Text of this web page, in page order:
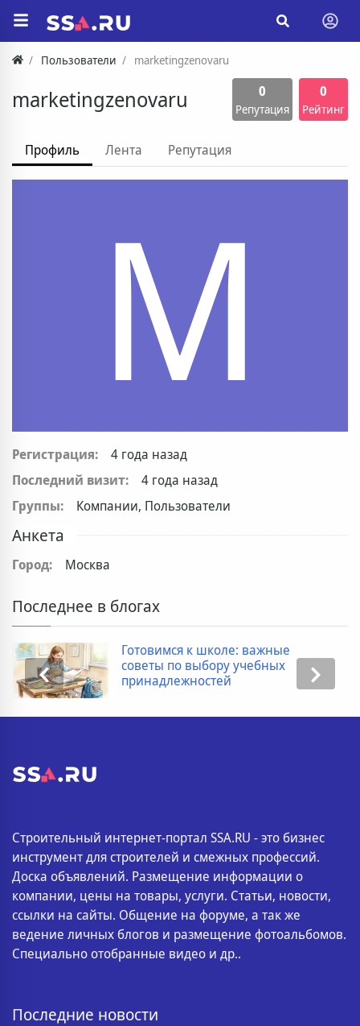
Пользователи marketingzenovaru
marketingzenovaru 0
Репутация
0
Рейтинг
Профиль Лента Репутация
M
Регистрация:
4 года назад
Последний визит:
4 года назад
Группы:
Компании, Пользователи
Анкета
Город: Москва
Последнее в блогах
Готовимся к школе: важные
советы по выбору учебных
принадлежностей
Строительный интернет-портал SSA.RU - это бизнес
инструмент для строителей и смежных профессий.
Доска объявлений. Размещение информации о
компании, цены на товары, услуги. Статьи, новости,
ссылки на сайты. Общение на форуме, а так же
ведение личных блогов и размещение фотоальбомов.
Специально отобранные видео и др..
Последние новости